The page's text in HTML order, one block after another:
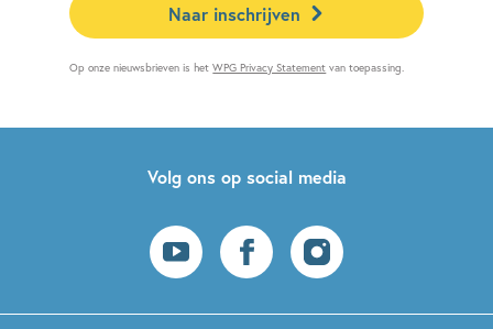
Naar inschrijven
Op onze nieuwsbrieven is hetWPG Privacy Statement van toepassing.
Volg ons op social media